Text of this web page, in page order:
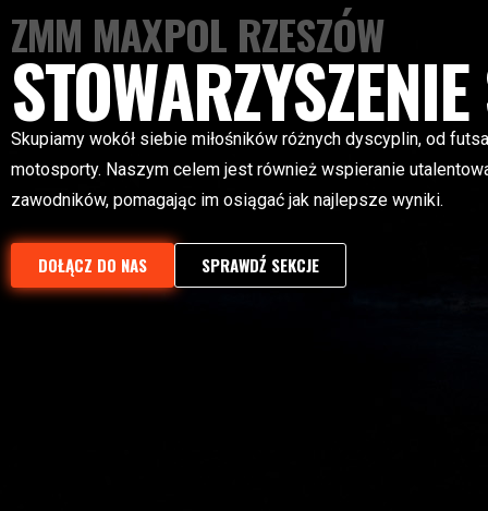
ZMM MAXPOL RZESZÓW
Skupiamy wokół siebie miłośników różnych dyscyplin, od
motosporty. Naszym celem jest również wspieranie
zawodników, pomagając im osiągać jak najlepsze wyniki.
DOŁĄCZ DO NAS SPRAWDŹ SEKCJE